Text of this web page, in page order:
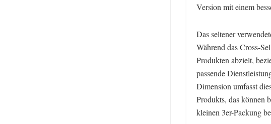
Version mit einem
Das seltener
Während das Cross-
Produkten abzielt,
passende
Dimension umfasst
Produkts, das können
kleinen 3er-Packung